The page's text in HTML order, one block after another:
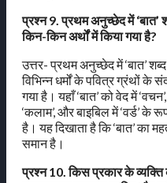
प्रश्न 9. प्रथम अनुच्छेद में ‘बात’
किन-किन अर्थों में किया गया है?
उत्तर- प्रथम अनुच्छेद में ‘बात’
विभिन्न धर्मों के पवित्र ग्रंथों के
गया है। यहाँ ‘बात’ को वेद में
‘कलाम’, और बाइबिल में ‘वर्ड’ के
है। यह दिखाता है कि ‘बात’ का
समान है।
प्रश्न 10. किस प्रकार के व्यक्ति